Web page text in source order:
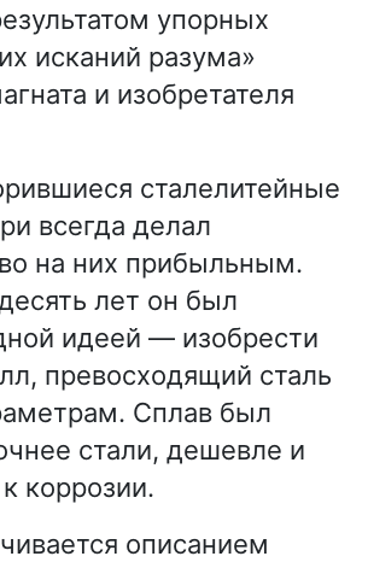
упорных
исканий разума»
и изобретателя
сталелитейные
всегда делал
на них прибыльным.
лет он был
идеей — изобрести
превосходящий сталь
Сплав был
стали, дешевле и
коррозии.
описанием